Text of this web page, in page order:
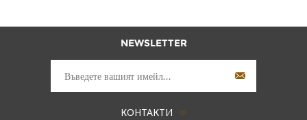
NEWSLETTER
КОНТАКТИ